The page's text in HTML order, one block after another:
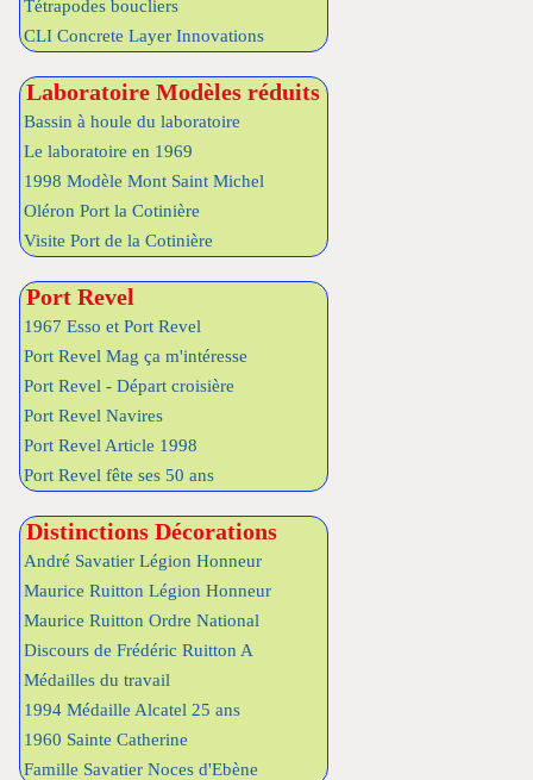
Tétrapodes boucliers
CLI Concrete Layer Innovations
Laboratoire Modèles réduits
Bassin à houle du laboratoire
Le laboratoire en 1969
1998 Modèle Mont Saint Michel
Oléron Port la Cotinière
Visite Port de la Cotinière
Port Revel
1967 Esso et Port Revel
Port Revel Mag ça m'intéresse
Port Revel - Départ croisière
Port Revel Navires
Port Revel Article 1998
Port Revel fête ses 50 ans
Distinctions Décorations
André Savatier Légion Honneur
Maurice Ruitton Légion Honneur
Maurice Ruitton Ordre National
Discours de Frédéric Ruitton A
Médailles du travail
1994 Médaille Alcatel 25 ans
1960 Sainte Catherine
Famille Savatier Noces d'Ebène